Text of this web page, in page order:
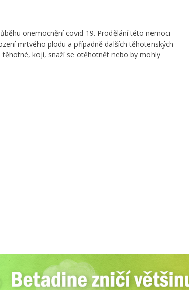
onemocnění covid-19. Prodělání této nemoci
mrtvého plodu a případně dalších těhotenských
kojí, snaží se otěhotnět nebo by mohly